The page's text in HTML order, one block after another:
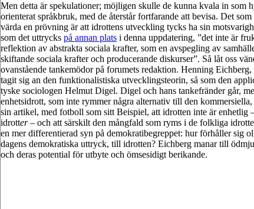
Men detta är spekulationer; möjligen skulle de kunna kvala in som
orienterat språkbruk, med de återstår fortfarande att bevisa. Det
värda en prövning är att idrottens utveckling tycks ha sin
som det uttrycks på annan plats i denna uppdatering, ”det inte är
reflektion av abstrakta sociala krafter, som en avspegling av
skiftande sociala krafter och producerande diskurser”. Så låt oss
ovanstående tankemödor på forumets redaktion. Henning
tagit sig an den funktionalistiska utvecklingsteorin, så som den
tyske sociologen Helmut Digel. Digel och hans tankefränder går,
enhetsidrott, som inte rymmer några alternativ till den
sin artikel, med fotboll som sitt Beispiel, att idrotten inte är enhetlig
idrotter– och att särskilt den mångfald som ryms i de folkliga
en mer differentierad syn på demokratibegreppet: hur förhåller sig
dagens demokratiska uttryck, till idrotten? Eichberg manar till
och deras potential för utbyte och ömsesidigt berikande.